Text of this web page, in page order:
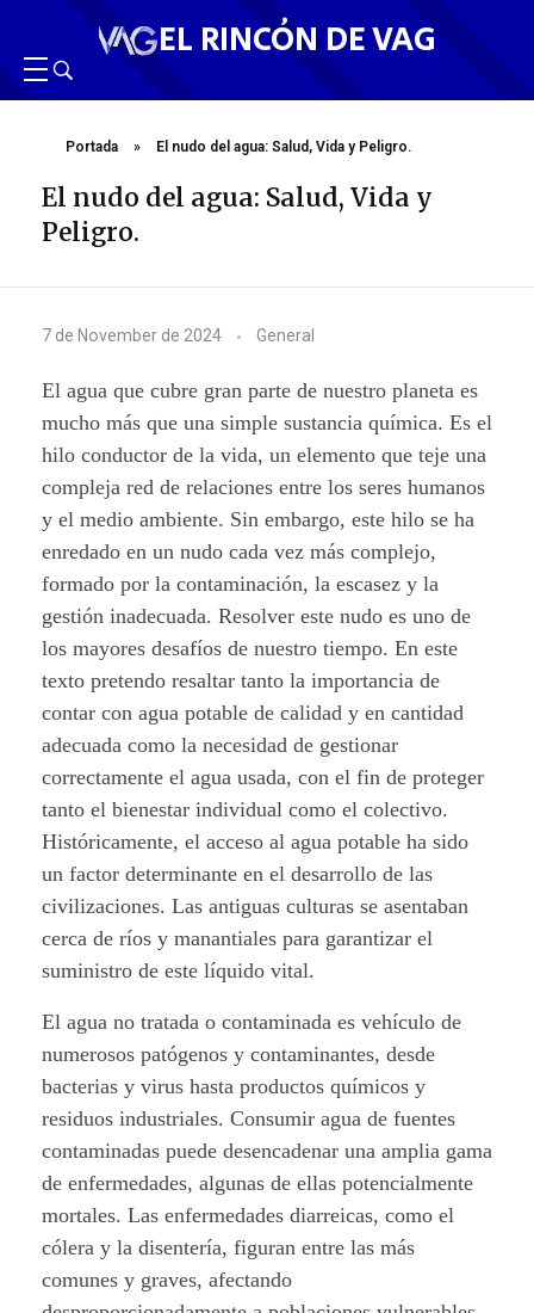
EL RINCÓN DE VAG
Portada » El nudo del agua: Salud, Vida y Peligro.
El nudo del agua: Salud, Vida y
Peligro.
E
l
n
u
d
o
d
e
l
a
g
u
a
:
S
a
l
u
d
,
7 de November de 2024 General
El agua que cubre gran parte de nuestro planeta es
mucho más que una simple sustancia química. Es el
hilo conductor de la vida, un elemento que teje una
compleja red de relaciones entre los seres humanos
y el medio ambiente. Sin embargo, este hilo se ha
enredado en un nudo cada vez más complejo,
formado por la contaminación, la escasez y la
gestión inadecuada. Resolver este nudo es uno de
los mayores desafíos de nuestro tiempo. En este
texto pretendo resaltar tanto la importancia de
contar con agua potable de calidad y en cantidad
adecuada como la necesidad de gestionar
correctamente el agua usada, con el fin de proteger
tanto el bienestar individual como el colectivo.
Históricamente, el acceso al agua potable ha sido
un factor determinante en el desarrollo de las
civilizaciones. Las antiguas culturas se asentaban
cerca de ríos y manantiales para garantizar el
suministro de este líquido vital.
El agua no tratada o contaminada es vehículo de
numerosos patógenos y contaminantes, desde
bacterias y virus hasta productos químicos y
residuos industriales. Consumir agua de fuentes
contaminadas puede desencadenar una amplia gama
de enfermedades, algunas de ellas potencialmente
mortales. Las enfermedades diarreicas, como el
cólera y la disentería, figuran entre las más
comunes y graves, afectando